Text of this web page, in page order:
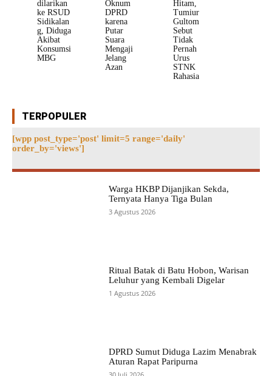
dilarikan
ke RSUD
Sidikalan
g, Diduga
Akibat
Konsumsi
MBG
Oknum
DPRD
karena
Putar
Suara
Mengaji
Jelang
Azan
Hitam,
Tumiur
Gultom
Sebut
Tidak
Pernah
Urus
STNK
Rahasia
TERPOPULER
[wpp post_type='post' limit=5 range='daily'
order_by='views']
Warga HKBP Dijanjikan Sekda,
Ternyata Hanya Tiga Bulan
3 Agustus 2026
Ritual Batak di Batu Hobon, Warisan
Leluhur yang Kembali Digelar
1 Agustus 2026
DPRD Sumut Diduga Lazim Menabrak
Aturan Rapat Paripurna